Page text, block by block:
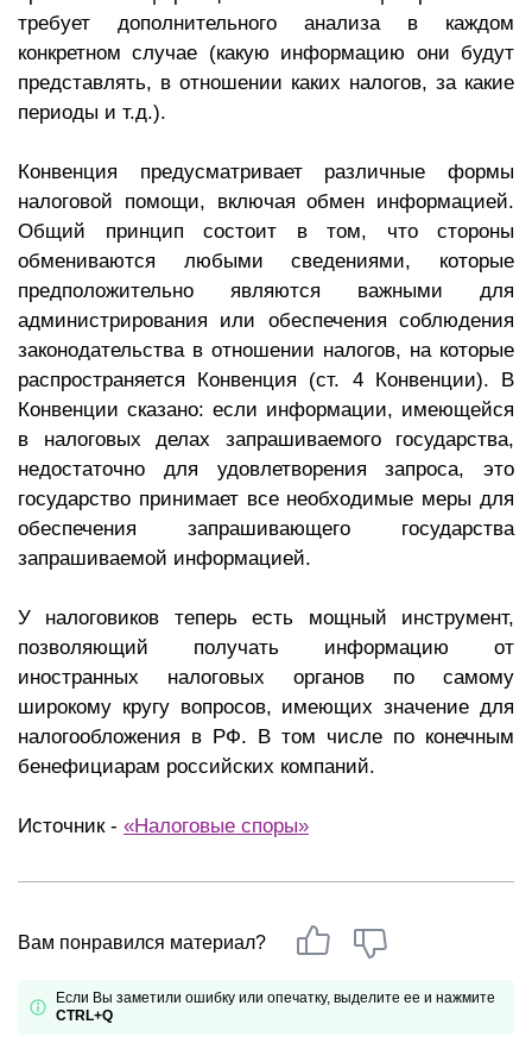
требует дополнительного анализа в каждом
конкретном случае (какую информацию они будут
представлять, в отношении каких налогов, за какие
периоды и т.д.).
Конвенция предусматривает различные формы
налоговой помощи, включая обмен информацией.
Общий принцип состоит в том, что стороны
обмениваются любыми сведениями, которые
предположительно являются важными для
администрирования или обеспечения соблюдения
законодательства в отношении налогов, на которые
распространяется Конвенция (ст. 4 Конвенции). В
Конвенции сказано: если информации, имеющейся
в налоговых делах запрашиваемого государства,
недостаточно для удовлетворения запроса, это
государство принимает все необходимые меры для
обеспечения запрашивающего государства
запрашиваемой информацией.
У налоговиков теперь есть мощный инструмент,
позволяющий получать информацию от
иностранных налоговых органов по самому
широкому кругу вопросов, имеющих значение для
налогообложения в РФ. В том числе по конечным
бенефициарам российских компаний.
Источник - «Налоговые споры»
Вам понравился материал?
Если Вы заметили ошибку или опечатку, выделите ее и нажмите
CTRL+Q